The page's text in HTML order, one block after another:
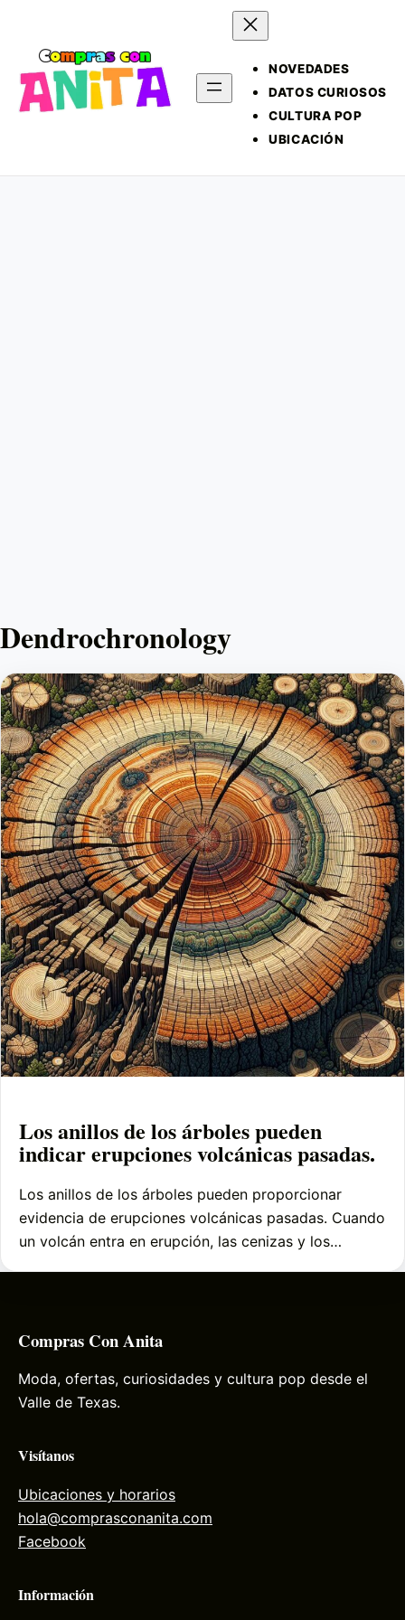
NOVEDADES
DATOS CURIOSOS
CULTURA POP
UBICACIÓN
Dendrochronology
Los anillos de los árboles pueden
indicar erupciones volcánicas pasadas.
Los anillos de los árboles pueden proporcionar
evidencia de erupciones volcánicas pasadas. Cuando
un volcán entra en erupción, las cenizas y los…
Compras Con Anita
Moda, ofertas, curiosidades y cultura pop desde el
Valle de Texas.
Visítanos
Ubicaciones y horarios
hola@comprasconanita.com
Facebook
Información